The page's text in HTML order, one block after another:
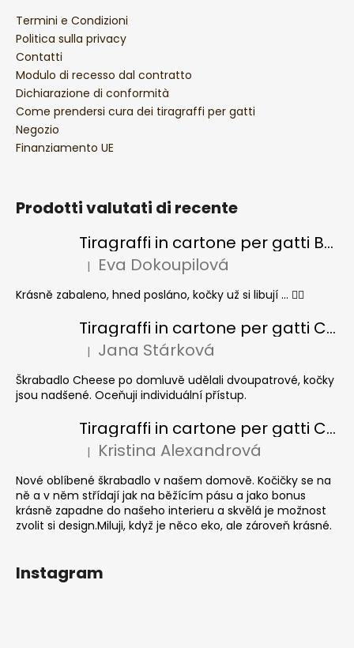
Termini e Condizioni
Politica sulla privacy
Contatti
Modulo di recesso dal contratto
Dichiarazione di conformità
Come prendersi cura dei tiragraffi per gatti
Negozio
Finanziamento UE
Prodotti valutati di recente
Tiragraffi in cartone per gatti BASIC Colour
La valutazione del prodotto è 5 su 5 stelle.
| Eva Dokoupilová
Krásně zabaleno, hned posláno, kočky už si libují ... 👍🏻
Tiragraffi in cartone per gatti CHEESE ELIPSE colore
La valutazione del prodotto è 5 su 5 stelle.
| Jana Stárková
Škrabadlo Cheese po domluvě udělali dvoupatrové, kočky
jsou nadšené. Oceňuji individuální přístup.
Tiragraffi in cartone per gatti CUBE Colour
La valutazione del prodotto è 5 su 5 stelle.
| Kristina Alexandrová
Nové oblíbené škrabadlo v našem domově. Kočičky se na
ně a v něm střídají jak na běžícím pásu a jako bonus
krásně zapadne do našeho interieru a skvělá je možnost
zvolit si design.Miluji, když je něco eko, ale zároveň krásné.
Instagram